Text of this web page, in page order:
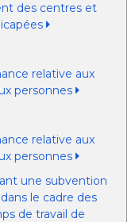
des centres et
relative aux
personnes
relative aux
personnes
une subvention
le cadre des
de travail de